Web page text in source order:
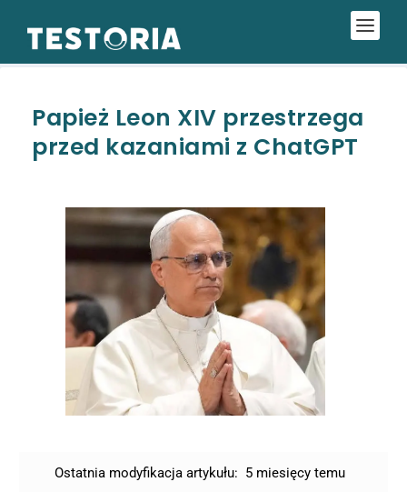
Papież Leon XIV przestrzega
przed kazaniami z ChatGPT
Ostatnia modyfikacja artykułu: 5 miesięcy temu